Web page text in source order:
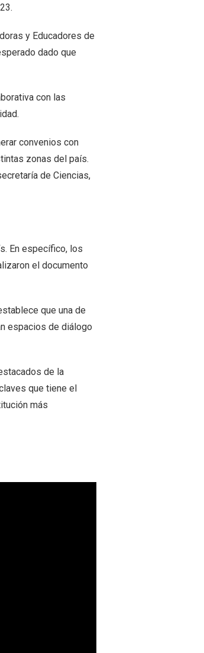
y Educadores de
dado que
con las
convenios con
zonas del país.
de Ciencias,
En específico, los
el documento
que una de
espacios de diálogo
de la
que tiene el
más